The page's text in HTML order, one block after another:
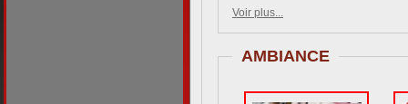
Voir plus...
AMBIANCE